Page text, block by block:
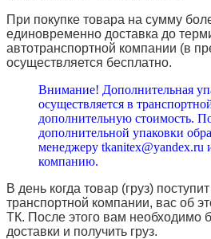
При покупке товара на сумму
единовременно доставка до
автотранспортной компании (в
осуществляется бесплатно.
Внимание! Дополнительная
осуществляется в
дополнительную стоимость.
дополнительной упаковки
менеджеру tkanitex@yandex.ru
компанию.
В день когда товар (груз)
транспортной компании, вас об
ТК. После этого вам необходимо
доставки и получить груз.